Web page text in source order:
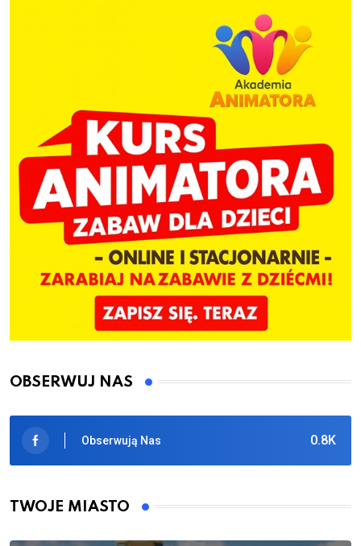
OBSERWUJ NAS
0.8K
Obserwują Nas
TWOJE MIASTO